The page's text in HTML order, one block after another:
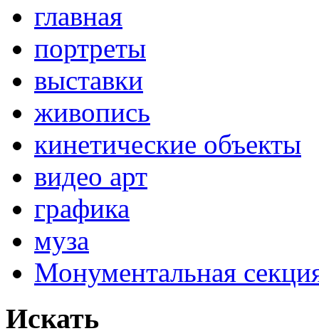
главная
портреты
выставки
живопись
кинетические объекты
видео арт
графика
муза
Монументальная
Искать